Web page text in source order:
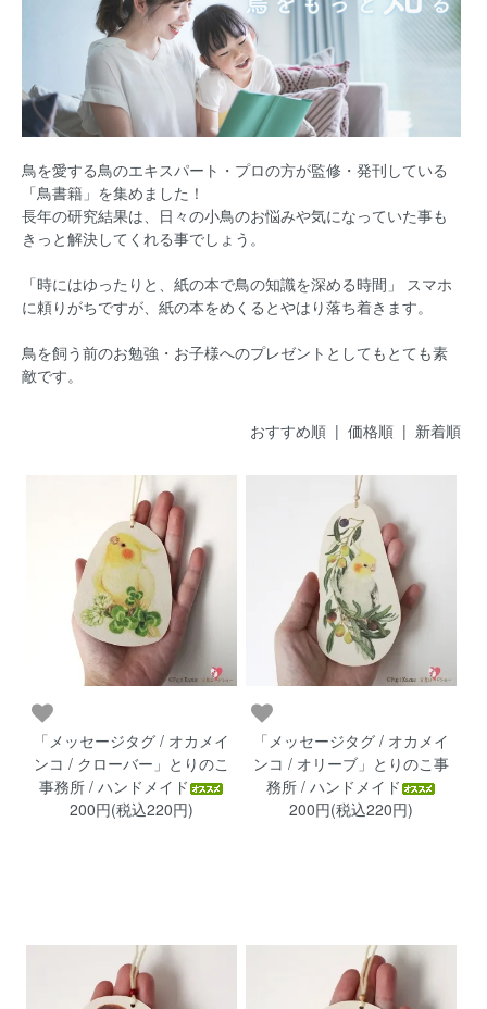
鳥を愛する鳥のエキスパート・プロの方が監修・発刊している
「鳥書籍」を集めました！
長年の研究結果は、日々の小鳥のお悩みや気になっていた事も
きっと解決してくれる事でしょう。
「時にはゆったりと、紙の本で鳥の知識を深める時間」
スマホ
に頼りがちですが、紙の本をめくるとやはり落ち着きます。
鳥を飼う前のお勉強・お子様へのプレゼントとしてもとても素
敵です。
おすすめ順 | 価格順| 新着順
「メッセージタグ / オカメイ
ンコ / クローバー」とりのこ
事務所 / ハンドメイド
200円(税込220円)
「メッセージタグ / オカメイ
ンコ / オリーブ」とりのこ事
務所 / ハンドメイド
200円(税込220円)